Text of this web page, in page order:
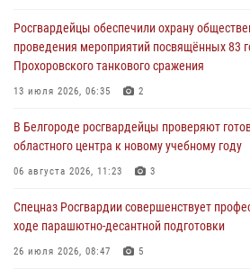
07 августа 2026, 15:42 8 1
В Алексеевском округе росгвардейцы
проникновение в детский лагерь «Солнышко»
Белгородским радиослушателям
культуры в жизни росгвардейцев
Подвиги героев‑росгвардейцев
экспозиции белгородского музея‑диорамы
Росгвардейцы обеспечили охрану
проведения мероприятий посвящённых 83
Прохоровского танкового сражения
13 июля 2026, 06:35 2
В Белгороде росгвардейцы проверяют
областного центра к новому учебному году
06 августа 2026, 11:23 3
Спецназ Росгвардии совершенствует
ходе парашютно-десантной подготовки
26 июля 2026, 08:47 5